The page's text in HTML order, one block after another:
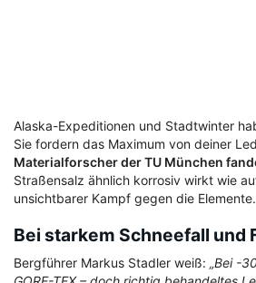
Alaska-Expeditionen und Stadtwinter
Sie fordern das Maximum von deiner
Materialforscher der TU München
Straßensalz ähnlich korrosiv wirkt wie
unsichtbarer Kampf gegen die Elemente.
Bei starkem Schneefall und
Bergführer Markus Stadler weiß: „Bei -